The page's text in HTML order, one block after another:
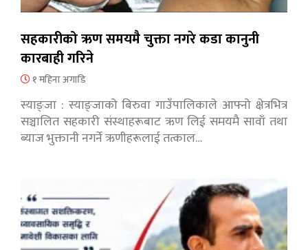
सहकारीको ऋण समयमै चुक्ता नगरे कडा कानुनी
कारबाही गरिने
१ महिना अगाडि
स्याङ्जा : स्याङ्जाको बिरुवा गाउँपालिकाले आफ्नो क्षेत्रभित्र
सञ्चालित सहकारी संस्थाहरूबाट ऋण लिई समयमै सावाँ तथा
ब्याज भुक्तानी नगर्ने ऋणीहरूलाई तत्काल…